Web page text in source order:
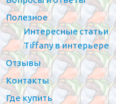
Полезное
Интересные статьи
Tiffany в интерьере
Отзывы
Контакты
Где купить